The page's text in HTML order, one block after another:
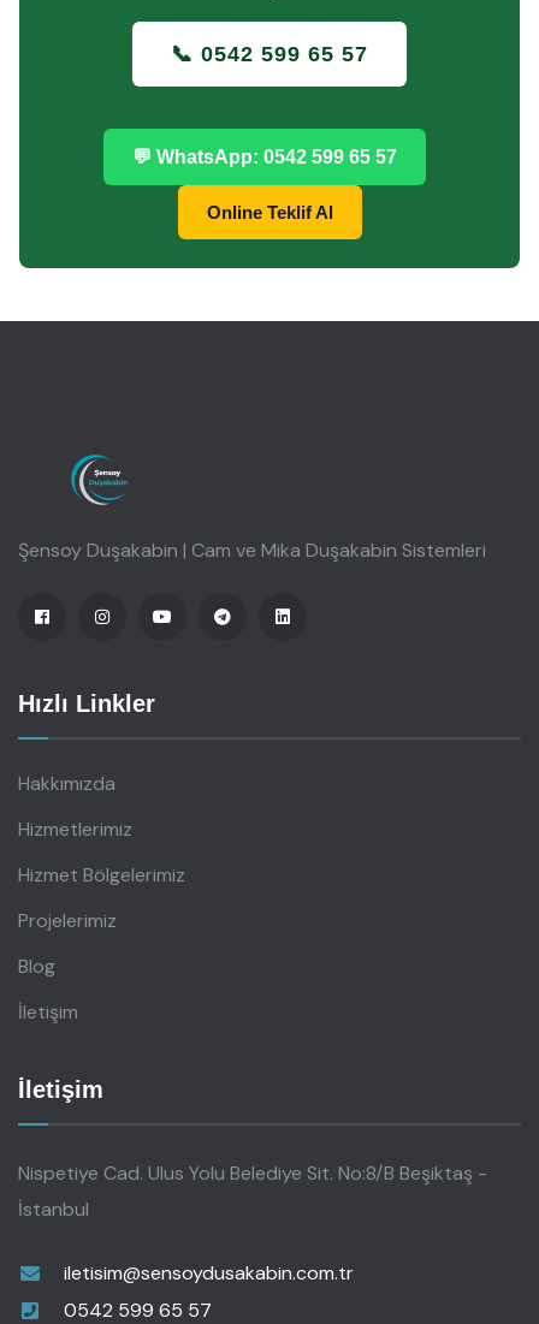
📞 0542 599 65 57
💬 WhatsApp: 0542 599 65 57
Online Teklif Al
Şensoy Duşakabin | Cam ve Mika Duşakabin Sistemleri
Hızlı Linkler
Hakkımızda
Hizmetlerimiz
Hizmet Bölgelerimiz
Projelerimiz
Blog
İletişim
İletişim
Nispetiye Cad. Ulus Yolu Belediye Sit. No:8/B Beşiktaş -
İstanbul
iletisim@sensoydusakabin.com.tr
0542 599 65 57